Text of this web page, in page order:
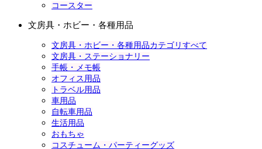
コースター
文房具・ホビー・各種用品
文房具・ホビー・各種用品カテゴリすべて
文房具・ステーショナリー
手帳・メモ帳
オフィス用品
トラベル用品
車用品
自転車用品
生活用品
おもちゃ
コスチューム・パーティーグッズ